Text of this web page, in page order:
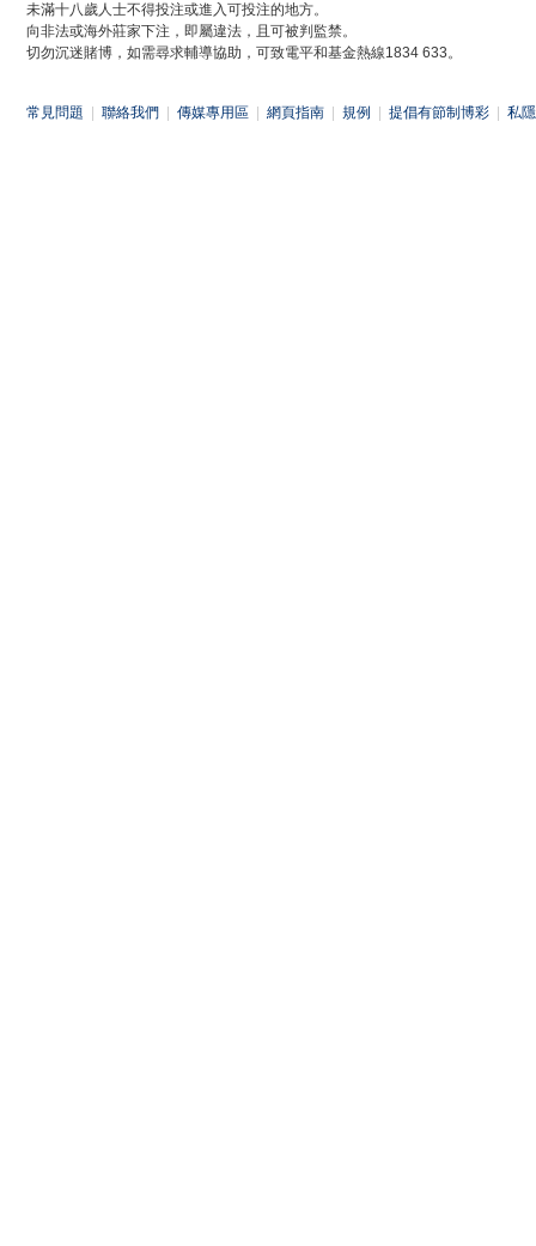
未滿十八歲人士不得投注或進入可投注的地方。
向非法或海外莊家下注，即屬違法，且可被判監禁。
切勿沉迷賭博，如需尋求輔導協助，可致電平和基金熱線1834 633。
常見問題 聯絡我們 傳媒專用區 網頁指南 規例 提倡有節制博彩 私